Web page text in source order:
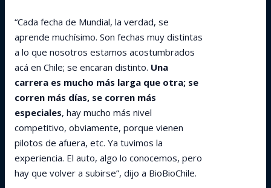
“Cada fecha de Mundial, la verdad, se
aprende muchísimo. Son fechas muy distintas
a lo que nosotros estamos acostumbrados
acá en Chile; se encaran distinto. Una
carrera es mucho más larga que otra; se
corren más días, se corren más
especiales, hay mucho más nivel
competitivo, obviamente, porque vienen
pilotos de afuera, etc. Ya tuvimos la
experiencia. El auto, algo lo conocemos, pero
hay que volver a subirse”, dijo a BioBioChile.